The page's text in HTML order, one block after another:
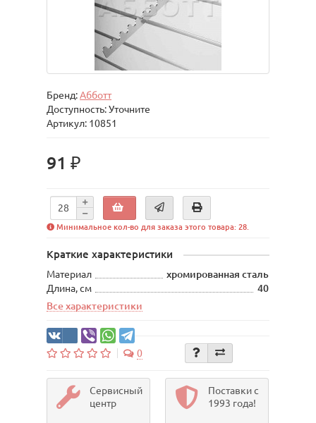
Бренд:Абботт
Доступность: Уточните
Артикул: 10851
91 ₽
Минимальное кол-во для заказа этого товара: 28.
Краткие характеристики
Материал
хромированная сталь
Длина, см
40
Все характеристики
0
Сервисный
центр
Поставки с
1993 года!